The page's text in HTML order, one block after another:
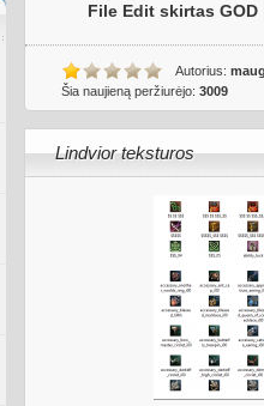
File Edit skirtas
Autorius:
Šia naujieną peržiurėjo: 3009
Lindvior teksturos